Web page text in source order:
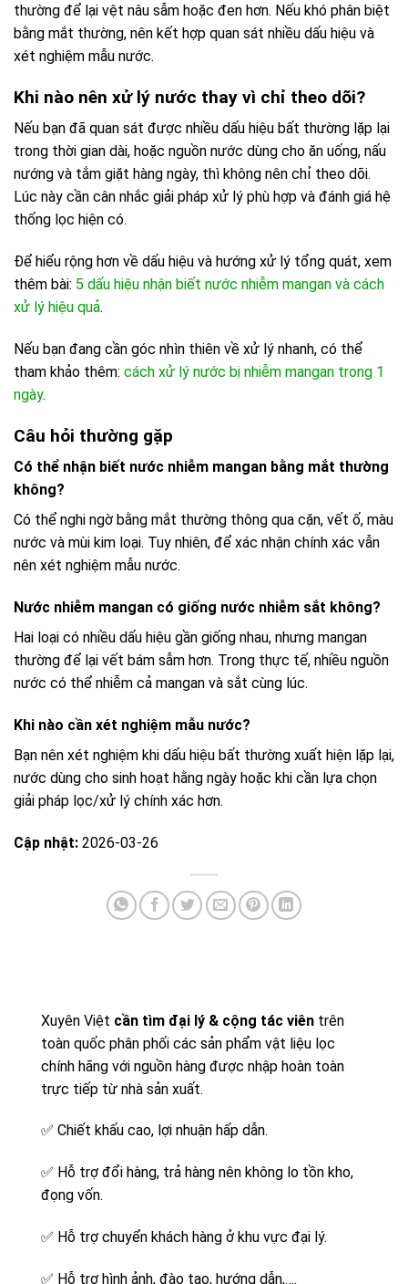
thường để lại vệt nâu sẫm hoặc đen hơn. Nếu khó phân biệt
bằng mắt thường, nên kết hợp quan sát nhiều dấu hiệu và
xét nghiệm mẫu nước.
Khi nào nên xử lý nước thay vì chỉ theo dõi?
Nếu bạn đã quan sát được nhiều dấu hiệu bất thường lặp lại
trong thời gian dài, hoặc nguồn nước dùng cho ăn uống, nấu
nướng và tắm giặt hàng ngày, thì không nên chỉ theo dõi.
Lúc này cần cân nhắc giải pháp xử lý phù hợp và đánh giá hệ
thống lọc hiện có.
Để hiểu rộng hơn về dấu hiệu và hướng xử lý tổng quát, xem
thêm bài: 5 dấu hiệu nhận biết nước nhiễm mangan và cách
xử lý hiệu quả.
Nếu bạn đang cần góc nhìn thiên về xử lý nhanh, có thể
tham khảo thêm: cách xử lý nước bị nhiễm mangan trong 1
ngày.
Câu hỏi thường gặp
Có thể nhận biết nước nhiễm mangan bằng mắt thường
không?
Có thể nghi ngờ bằng mắt thường thông qua cặn, vết ố, màu
nước và mùi kim loại. Tuy nhiên, để xác nhận chính xác vẫn
nên xét nghiệm mẫu nước.
Nước nhiễm mangan có giống nước nhiễm sắt không?
Hai loại có nhiều dấu hiệu gần giống nhau, nhưng mangan
thường để lại vết bám sẫm hơn. Trong thực tế, nhiều nguồn
nước có thể nhiễm cả mangan và sắt cùng lúc.
Khi nào cần xét nghiệm mẫu nước?
Bạn nên xét nghiệm khi dấu hiệu bất thường xuất hiện lặp lại,
nước dùng cho sinh hoạt hằng ngày hoặc khi cần lựa chọn
giải pháp lọc/xử lý chính xác hơn.
Cập nhật: 2026-03-26
Xuyên Việt cần tìm đại lý & cộng tác viên trên
toàn quốc phân phối các sản phẩm vật liệu lọc
chính hãng với nguồn hàng được nhập hoàn toàn
trực tiếp từ nhà sản xuất.
✅ Chiết khấu cao, lợi nhuận hấp dẫn.
✅ Hỗ trợ đổi hàng, trả hàng nên không lo tồn kho,
đọng vốn.
✅ Hỗ trợ chuyển khách hàng ở khu vực đại lý.
✅ Hỗ trợ hình ảnh, đào tạo, hướng dẫn,….